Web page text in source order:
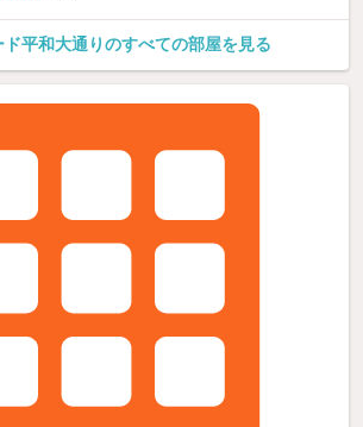
平和大通りのすべての部屋を見る